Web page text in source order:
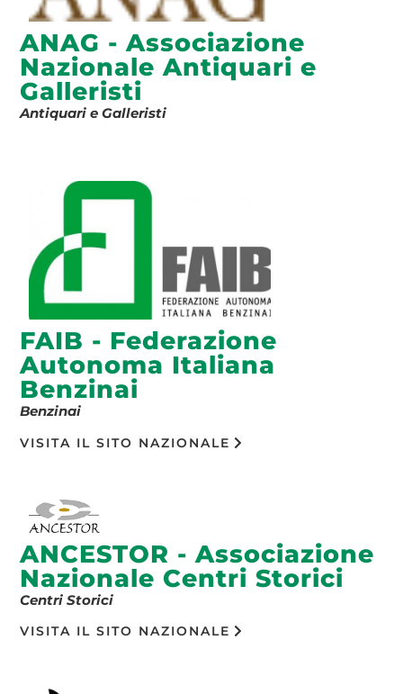
ANAG - Associazione
Nazionale Antiquari e
Galleristi
Antiquari e Galleristi
FAIB - Federazione
Autonoma Italiana
Benzinai
Benzinai
VISITA IL SITO NAZIONALE
ANCESTOR - Associazione
Nazionale Centri Storici
Centri Storici
VISITA IL SITO NAZIONALE